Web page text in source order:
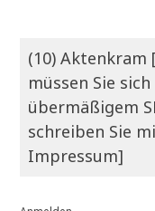
(10)
müssen Sie
übermäßigem
schreiben Sie
Impressum]